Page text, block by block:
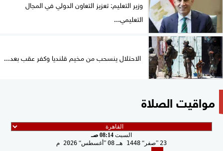
وزير التعليم: تعزيز التعاون الدولي في المجال
التعليمي...
الاحتلال ينسحب من مخيم قلنديا وكفر عقب بعد...
مواقيت الصلاة
السبت 08:14 صـ
23 صفر 1448 هـ 08 أغسطس 2026 م